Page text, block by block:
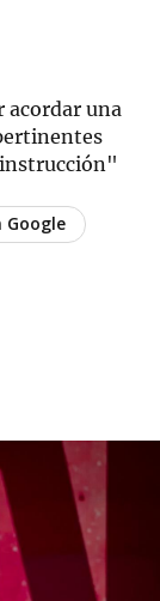
acordar una
Google